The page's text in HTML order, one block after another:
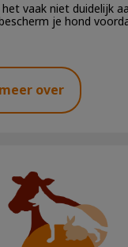
vaak niet duidelijk
je hond
over